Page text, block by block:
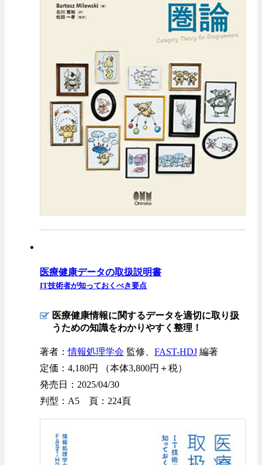
医療健康データの取扱説明書
IT技術者が知っておくべき要点
医療健康情報に関するデータを適切に取り扱
うための知識をわかりやすく整理！
著者：情報処理学会 監修、 FAST-HDJ 編著
定価：4,180円 （本体3,800円＋税）
発売日：2025/04/30
判型：A5 頁：224頁